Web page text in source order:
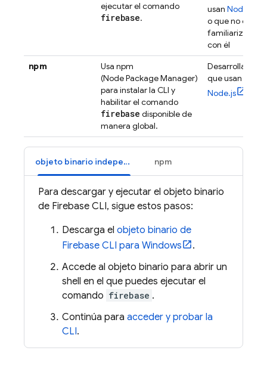
ejecutar el comando
firebase.
usan Node.js
o que no están
familiarizados
con él
npm
Usa npm
(Node Package Manager)
para instalar la CLI y
habilitar el comando
firebase disponible de
manera global.
Desarrolladores
que usan
Node.js
objeto binario independiente npm
Para descargar y ejecutar el objeto binario
de Firebase CLI, sigue estos pasos:
Descarga el objeto binario de
Firebase CLI para Windows
.
Accede al objeto binario para abrir un
shell en el que puedes ejecutar el
comando firebase .
Continúa para acceder y probar la
CLI.